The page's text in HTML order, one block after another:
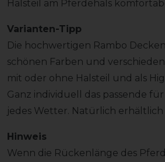
Halsteil am Pferdehals
Varianten-Tipp
Die hochwertigen Rambo
schönen Farben und
mit oder ohne Halsteil und als
Ganz individuell das passende
jedes Wetter. Natürlich erhältlich
Hinweis
Wenn die Rückenlänge des